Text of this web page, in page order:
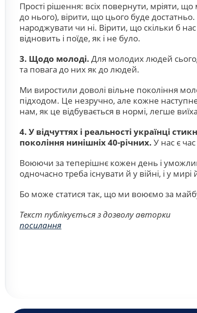
Прості рішення: всіх повернути, мріяти,
до нього), вірити, що цього буде
народжувати чи ні. Вірити, що скільки б
відновить і поїде, як і не було.
3. Щодо молоді. Для молодих людей
та повага до них як до людей.
Ми виростили доволі вільне покоління
підходом. Це незручно, але кожне
нам, як це відбувається в нормі, легше
4. У відчуттях і реальності українці
покоління нинішніх 40-річних. У нас є
Воюючи за теперішнє кожен день і
одночасно треба існувати й у війні, і у
Бо може статися так, що ми воюємо за
Текст публікується з дозволу авторки
посилання